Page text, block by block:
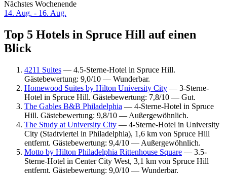
Nächstes Wochenende
14. Aug. - 16. Aug.
Top 5 Hotels in Spruce Hill auf einen
Blick
4211 Suites — 4.5-Sterne-Hotel in Spruce Hill.
Gästebewertung: 9,0/10 — Wunderbar.
Homewood Suites by Hilton University City — 3-Sterne-
Hotel in Spruce Hill. Gästebewertung: 7,8/10 — Gut.
The Gables B&B Philadelphia — 4-Sterne-Hotel in Spruce
Hill. Gästebewertung: 9,8/10 — Außergewöhnlich.
The Study at University City — 4-Sterne-Hotel in University
City (Stadtviertel in Philadelphia), 1,6 km von Spruce Hill
entfernt. Gästebewertung: 9,4/10 — Außergewöhnlich.
Motto by Hilton Philadelphia Rittenhouse Square — 3.5-
Sterne-Hotel in Center City West, 3,1 km von Spruce Hill
entfernt. Gästebewertung: 9,0/10 — Wunderbar.